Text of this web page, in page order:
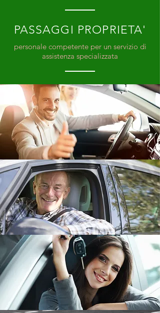
PASSAGGI PROPRIETA'
personale competente per un servizio di
assistenza specializzata